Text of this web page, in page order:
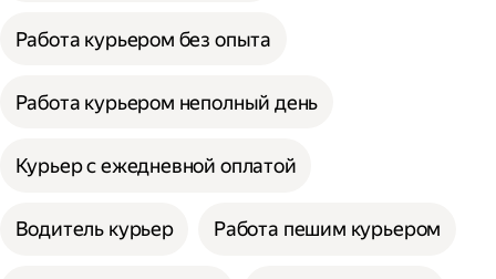
Работа курьером без опыта
Работа курьером неполный день
Курьер с ежедневной оплатой
Водитель курьер Работа пешим курьером